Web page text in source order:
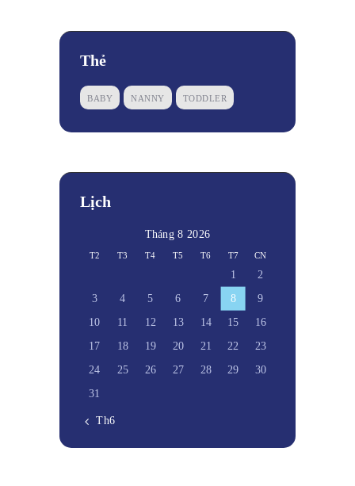
Thẻ
BABY NANNY TODDLER
Lịch
Tháng 8 2026
T2 T3 T4 T5 T6 T7 CN
1
2
3
4 5 6 7 8
9
10
11 12 13 14 15
16
17
18 19 20 21 22
23
24
25 26 27 28 29
30
31
« Th6